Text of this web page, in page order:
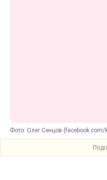
Фото: Олег Сенцов